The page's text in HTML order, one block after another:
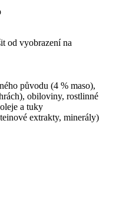
od vyobrazení na
původu (4 % maso),
obiloviny, rostlinné
a tuky
extrakty, minerály)